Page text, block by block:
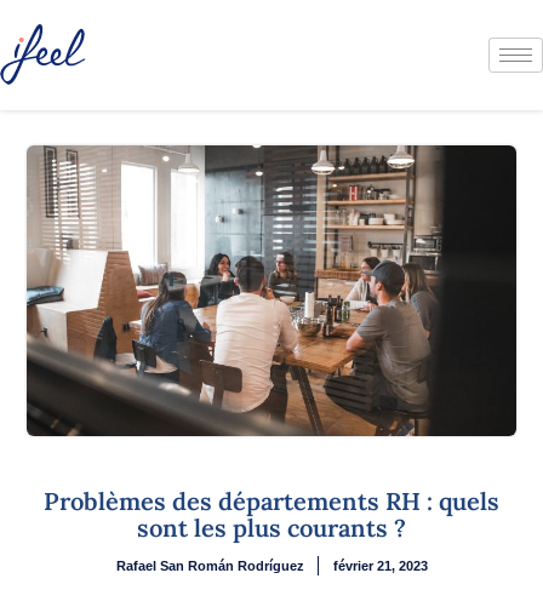
Problèmes des départements RH : quels
sont les plus courants ?
Rafael San Román Rodríguez février 21, 2023